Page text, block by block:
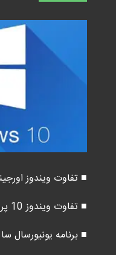
■ تفاوت ویندوز
■ تفاوت ویندوز 10 پرو با ویندوز 10 Home
■ برنامه یونیورسال سا Universal app چیه ؟